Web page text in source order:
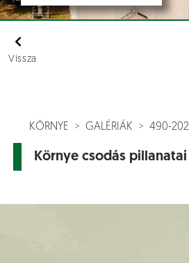
Vissza
KÖRNYE GALÉRIÁK 490-
Környe csodás pillanatai